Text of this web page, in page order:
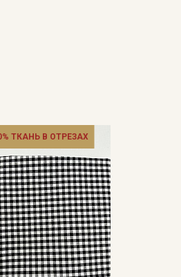
ТКАНЬ В ОТРЕЗАХ